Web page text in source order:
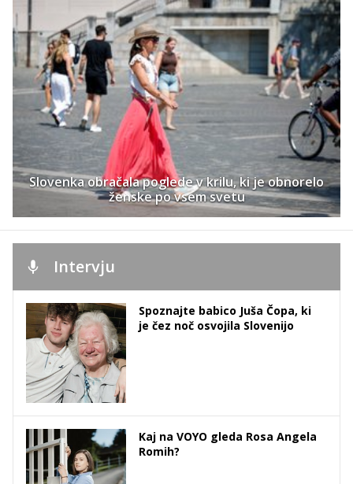
Slovenka obračala poglede v krilu, ki je obnorelo
ženske po vsem svetu
Intervju
Spoznajte babico Juša Čopa, ki
je čez noč osvojila Slovenijo
Kaj na VOYO gleda Rosa Angela
Romih?